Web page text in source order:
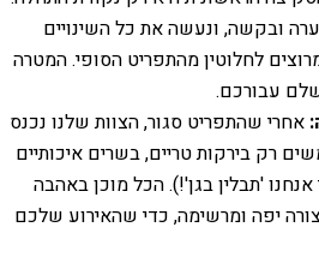
ובקשה, ונעשה את כל השינויים
לחלוטין מהתפריט הסופי. המטרה
עבורכם.
אחרי שהתפריט סגור, הצוות שלנו נכנס
רק בירקות טריים, בשרים איכותיים
אנחנו 'תבלין בגן'!). הכל מוכן באהבה
יפה ומרשימה, כדי שהאירוע שלכם